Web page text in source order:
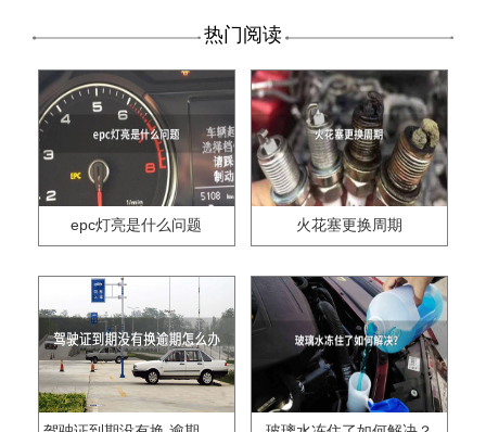
热门阅读
epc灯亮是什么问题 火花塞更换周期